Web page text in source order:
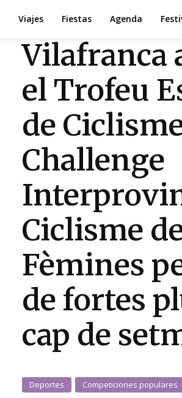
Viajes Fiestas Agenda
Vilafranca
el Trofeu
de
Challenge
Ciclisme
Fèmines
de fortes
cap de
Deportes Competiciones populares